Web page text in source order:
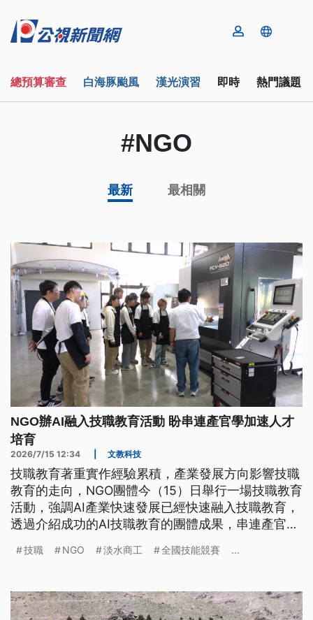
總預算審查 白海豚颱風 漢光演習 即時 熱門議題
#NGO
最新 最相關
NGO辦AI融入技職教育活動 盼串連產官學加速人才
培育
2026/7/15 12:34 文教科技
技職教育著重實作經驗累積，產業發展方向影響技職
教育的走向，NGO團體今（15）日舉行一場技職教育
活動，強調AI產業快速發展已經快速融入技職教育，
透過介紹成功的AI技職教育的團體成果，串連產官學
應勞動市場的需求。
技職 NGO 淡水商工 全國技能競賽 ...